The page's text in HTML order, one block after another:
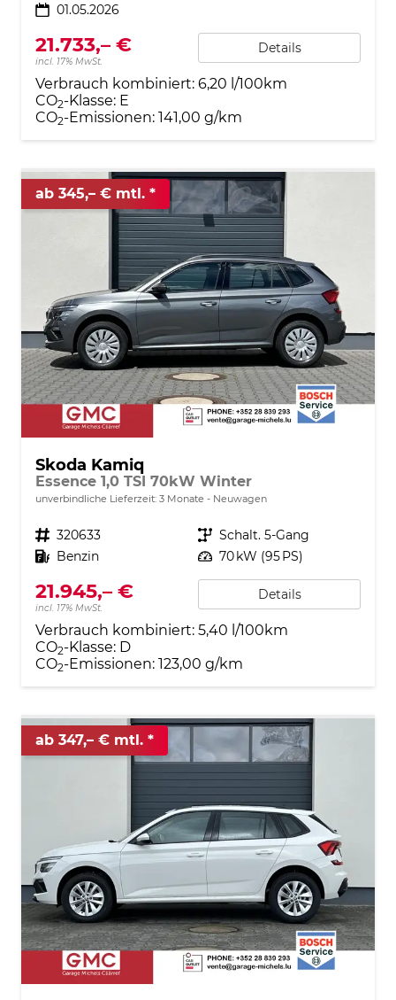
01.05.2026
21.733,– €
incl. 17% MwSt.
Details
Verbrauch kombiniert: 6,20 l/100km
CO2-Klasse: E
CO2-Emissionen: 141,00 g/km
ab 345,– € mtl.
Skoda Kamiq
Essence 1,0 TSI 70kW Winter
unverbindliche Lieferzeit: 3 Monate Neuwagen
Fahrzeugnr. 320633 Getriebe Schalt. 5-Gang
Kraftstoff Benzin Leistung 70 kW (95 PS)
21.945,– €
incl. 17% MwSt.
Details
Verbrauch kombiniert: 5,40 l/100km
CO2-Klasse: D
CO2-Emissionen: 123,00 g/km
ab 347,– € mtl.